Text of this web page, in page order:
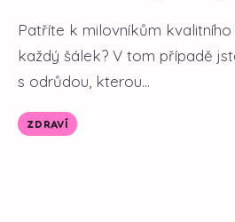
Patříte k milovníkům
každý šálek? V tom případě
s odrůdou, kterou...
ZDRAVÍ